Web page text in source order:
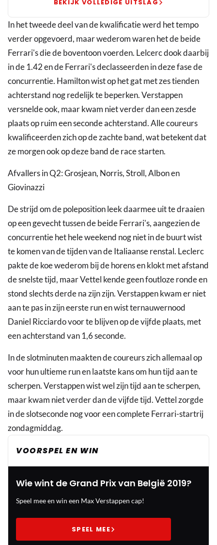
kwalificatie
GP
België
BEKIJK VOLLEDIGE UITSLAG
In het tweede deel van de kwalificatie werd het tempo
verder opgevoerd, maar wederom waren het de beide
Ferrari's die de boventoon voerden. Lelcerc dook daarbij
in de 1.42 en de Ferrari's declasseerden in deze fase de
concurrentie. Hamilton wist op het gat met zes tienden
achterstand nog redelijk te beperken. Verstappen
versnelde ook, maar kwam niet verder dan een zesde
plaats op ruim een seconde achterstand. Alle coureurs
kwalificeerden zich op de zachte band, wat betekent dat
ze morgen ook op deze band de race starten.
Afvallers in Q2: Grosjean, Norris, Stroll, Albon en
Giovinazzi
De strijd om de poleposition leek daarmee uit te draaien
op een gevecht tussen de beide Ferrari's, aangezien de
concurrentie het hele weekend nog niet in de buurt wist
te komen van de tijden van de Italiaanse renstal. Leclerc
pakte de koe wederom bij de horens en klokt met afstand
de snelste tijd, maar Vettel kende geen foutloze ronde en
stond slechts derde na zijn zijn. Verstappen kwam er niet
aan te pas in zijn eerste run en wist ternauwernood
Daniel Ricciardo voor te blijven op de vijfde plaats, met
een achterstand van 1,6 seconde.
In de slotminuten maakten de coureurs zich allemaal op
voor hun ultieme run en laatste kans om hun tijd aan te
scherpen. Verstappen wist wel zijn tijd aan te scherpen,
maar kwam niet verder dan de vijfde tijd. Vettel zorgde
in de slotseconde nog voor een complete Ferrari-startrij
zondagmiddag.
VOORSPEL EN WIN
Wie wint de Grand Prix van België 2019?
Speel mee en win een Max Verstappen cap!
SPEEL MEE